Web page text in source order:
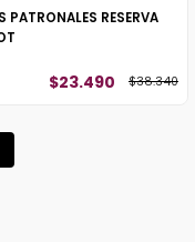
PATRONALES RESERVA
$23.490 $38.340